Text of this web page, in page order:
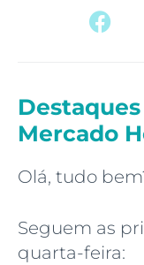
Mercado
Olá, tudo
Seguem as
quarta-feira: